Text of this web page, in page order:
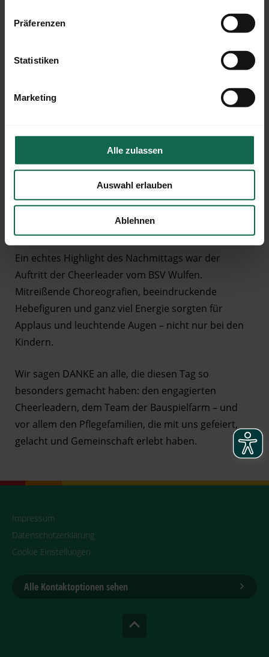
Präferenzen
Statistiken
Marketing
Alle zulassen
Auswahl erlauben
Ablehnen
gemeinsam mit vielen Pflegefamilien einen
Erwachsene die vielfältigen Angebote auf dem
großzügigen Gelände der Bauspielfarm genießen:
Kreativität und bunten Ideen entstanden individuelle
Anstecker, die direkt an Rucksäcken und Jacken Platz
fanden – kleine Erinnerungsstücke an einen großen
Ein echtes Highlight des Nachmittags war der
Auftritt der Cheerleader vom BSV Wulfen.
Mitreißende Choreografien, beeindruckende
Hebefiguren und ganz viel Energie sorgten für
Applaus und leuchtende Augen – nicht nur bei den
Kindern.
Wir sagen DANKE an alle, die diesen Tag so
besonders gemacht haben: den engagierten
Cheerleadern, dem Team der Bauspielfarm – und
vor allem den Pflegefamilien, die mit uns gefeiert,
gelacht und Gemeinschaft erlebt haben.
Impressum
Datenschutzerklärung
Cookie Einstellungen
Alle Kontaktoptionen sehen